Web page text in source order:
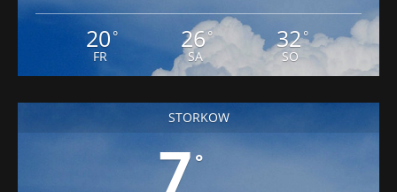
20 °
FR
26°
SA
32°
SO
STORKOW
7°